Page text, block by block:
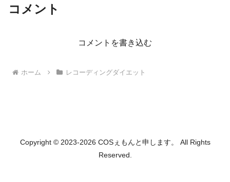
コメント
コメントを書き込む
ホーム レコーディングダイエット
Copyright © 2023-2026 COSぇもんと申します。 All Rights
Reserved.